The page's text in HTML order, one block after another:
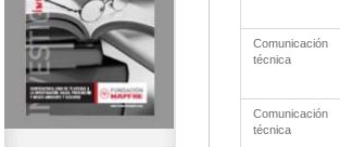
Comunicación
técnica
Comunicación
técnica